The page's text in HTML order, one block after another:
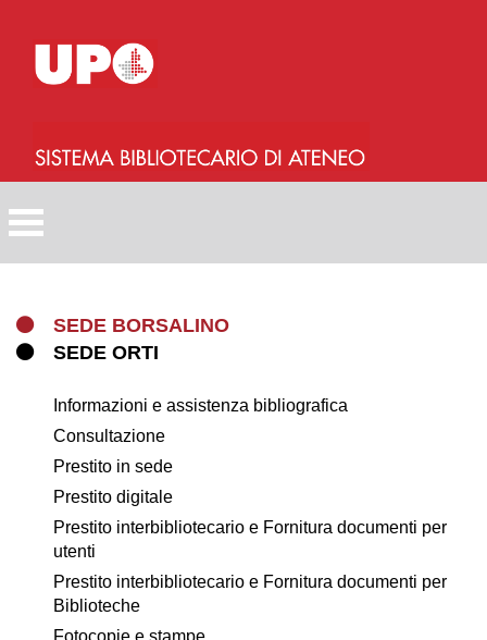
principale
SEDE BORSALINO
SEDE ORTI
Informazioni e assistenza bibliografica
Consultazione
Prestito in sede
Prestito digitale
Prestito interbibliotecario e Fornitura documenti per
utenti
Prestito interbibliotecario e Fornitura documenti per
Biblioteche
Fotocopie e stampe